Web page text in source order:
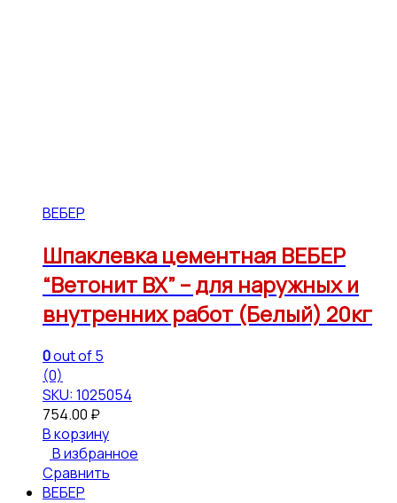
ВЕБЕР
Шпаклевка цементная ВЕБЕР
“Ветонит ВХ” – для наружных и
внутренних работ (Белый) 20кг
0out of 5
(0)
SKU: 1025054
754.00 ₽
В корзину
В избранное
Сравнить
ВЕБЕР